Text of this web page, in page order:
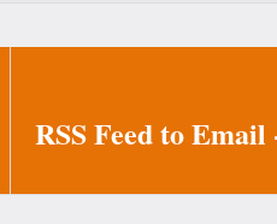
RSS Feed to Email